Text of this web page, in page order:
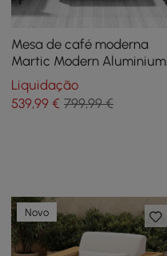
Mesa de café moderna
Martic Modern Aluminium
& Rope & Sintered Stone
Top Outdoor Patio em
preto
Liquidação
539,99 € 799,99 €
Novo